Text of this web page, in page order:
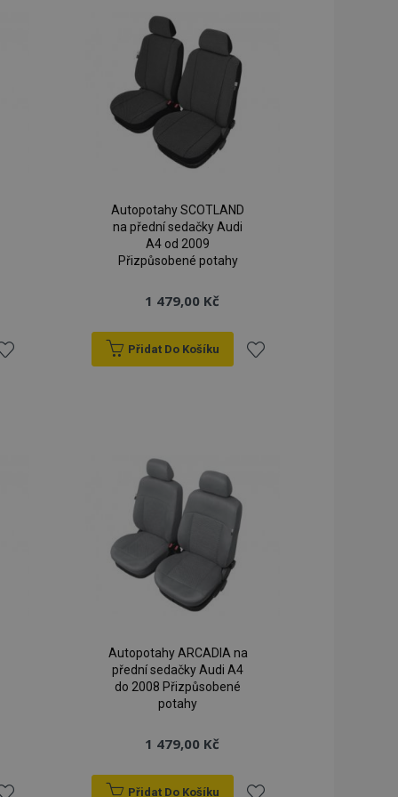
Autopotahy SCOTLAND
na přední sedačky Audi
A4 od 2009
Přizpůsobené potahy
1 479,00 Kč
Přidat Do Košíku
Autopotahy ARCADIA na
přední sedačky Audi A4
do 2008 Přizpůsobené
potahy
1 479,00 Kč
Přidat Do Košíku
oznámení, která
zpráva o
různé chybové
poté, co se
prohlížených
používá systém
verze stránky
mít v
stránky, např.
úložišti.
strategie
spouští
prohlížených
Cookie-
souhlasu
Je nutné, aby
fungoval
identifikaci
stránce,
založenými na
identifikátor
relací
uživatele mezi
k usnadnění
v prohlížeči,